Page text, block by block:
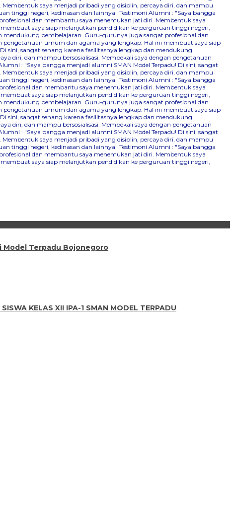
saya menjadi pribadi yang disiplin, percaya diri, dan mampu
tinggi negeri, kedinasan dan lainnya" Testimoni Alumni : "Saya bangga
dan membantu saya menemukan jati diri. Membentuk saya
saya siap melanjutkan pendidikan ke perguruan tinggi negeri,
mendukung pembelajaran. Guru-gurunya juga sangat profesional dan
pengetahuan umum dan agama yang lengkap. Hal ini membuat saya siap
sini, sangat senang karena fasilitasnya lengkap dan mendukung
diri, dan mampu bersosialisasi. Membekali saya dengan pengetahuan
: "Saya bangga menjadi alumni SMAN Model Terpadu! Di sini, sangat
saya menjadi pribadi yang disiplin, percaya diri, dan mampu
tinggi negeri, kedinasan dan lainnya" Testimoni Alumni : "Saya bangga
dan membantu saya menemukan jati diri. Membentuk saya
saya siap melanjutkan pendidikan ke perguruan tinggi negeri,
mendukung pembelajaran. Guru-gurunya juga sangat profesional dan
pengetahuan umum dan agama yang lengkap. Hal ini membuat saya siap
sini, sangat senang karena fasilitasnya lengkap dan mendukung
diri, dan mampu bersosialisasi. Membekali saya dengan pengetahuan
: "Saya bangga menjadi alumni SMAN Model Terpadu! Di sini, sangat
saya menjadi pribadi yang disiplin, percaya diri, dan mampu
tinggi negeri, kedinasan dan lainnya" Testimoni Alumni : "Saya bangga
dan membantu saya menemukan jati diri. Membentuk saya
saya siap melanjutkan pendidikan ke perguruan tinggi negeri,
Model Terpadu Bojonegoro
KELAS XII IPA-1 SMAN MODEL TERPADU